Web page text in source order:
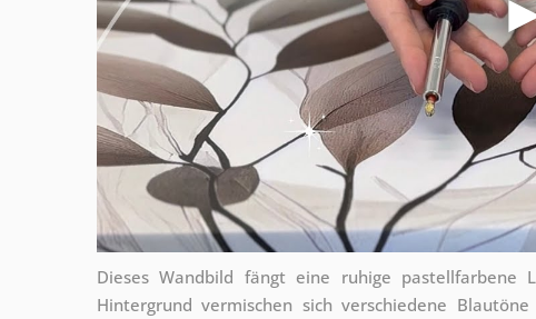
Dieses Wandbild fängt eine ruhige
Hintergrund vermischen sich verschiedene